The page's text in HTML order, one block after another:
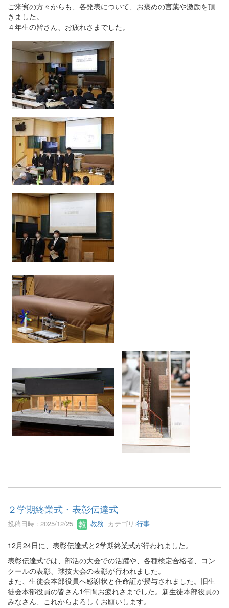
ご来賓の方々からも、各発表について、お褒めの言葉や激励を頂
きました。
４年生の皆さん、お疲れさまでした。
２学期終業式・表彰伝達式
投稿日時 : 2025/12/25 教務 カテゴリ:行事
12月24日に、表彰伝達式と2学期終業式が行われました。
表彰伝達式では、部活の大会での活躍や、各種検定合格者、コン
クールの表彰、球技大会の表彰が行われました。
また、生徒会本部役員へ感謝状と任命証が授与されました。旧生
徒会本部役員の皆さん1年間お疲れさまでした。新生徒本部役員の
みなさん、これからよろしくお願いします。